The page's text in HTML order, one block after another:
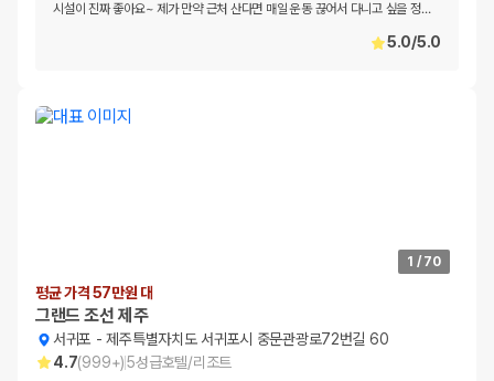
시설이 진짜 좋아요~ 제가 만약 근처 산다면 매일 운동 끊어서 다니고 싶을 정…
5.0/5.0
1 / 70
평균 가격 57만원 대
그랜드 조선 제주
서귀포 -제주특별자치도 서귀포시 중문관광로72번길 60
4.7(999+)5성급호텔/리조트